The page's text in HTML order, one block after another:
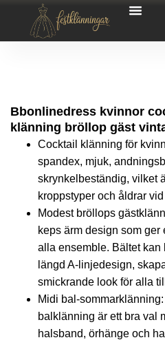
Bbonlinedress kvinnor
klänning bröllop gäst
Cocktail klänning för
spandex, mjuk,
skrynkelbeständig, vilket
kroppstyper och åldrar
Modest bröllops
keps ärm design som ger
alla ensemble. Bältet kan
längd A-linjedesign,
smickrande look för alla
Midi bal-
balklänning är ett bra val
halsband, örhänge och